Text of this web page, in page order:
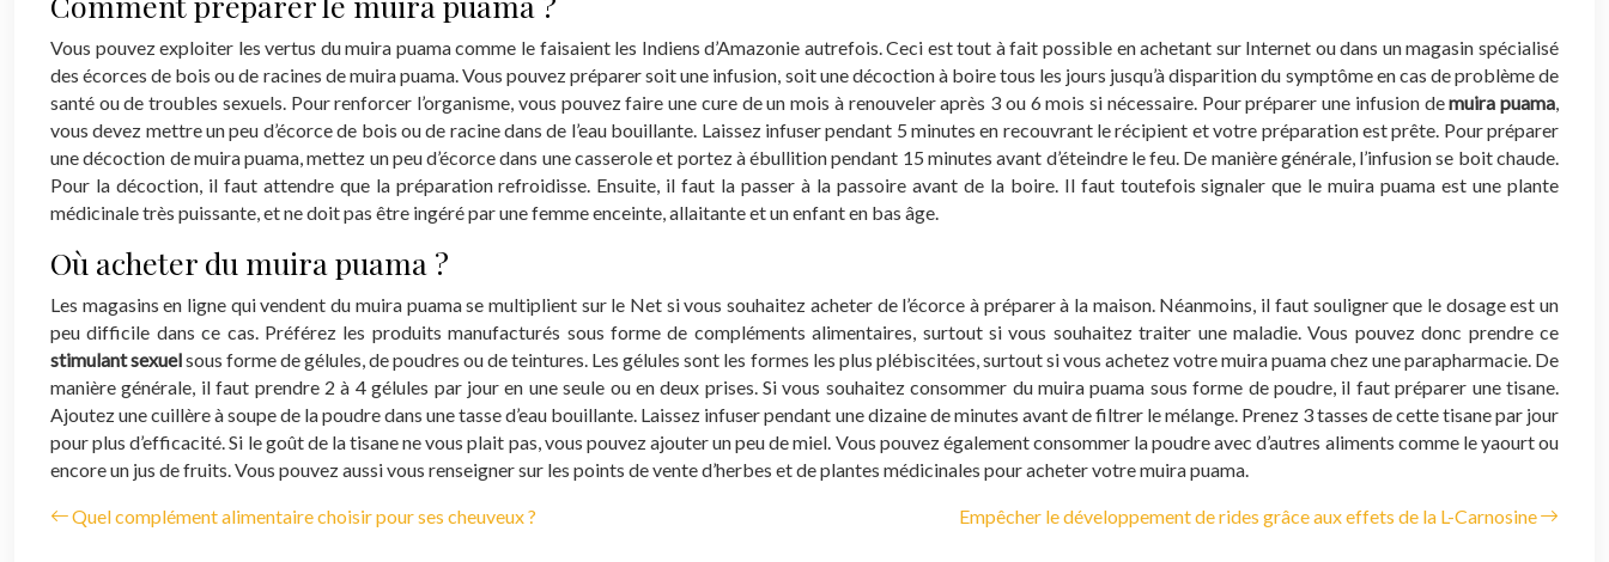
Vous pouvez exploiter les vertus du muira puama comme le faisaient les Indiens d’Amazonie autrefois. Ceci est tout à fait possible en achetant sur Internet ou dans un magasin spécialisé
des écorces de bois ou de racines de muira puama. Vous pouvez préparer soit une infusion, soit une décoction à boire tous les jours jusqu’à disparition du symptôme en cas de problème de
santé ou de troubles sexuels. Pour renforcer l’organisme, vous pouvez faire une cure de un mois à renouveler après 3 ou 6 mois si nécessaire. Pour préparer une infusion demuira puama,
vous devez mettre un peu d’écorce de bois ou de racine dans de l’eau bouillante. Laissez infuser pendant 5 minutes en recouvrant le récipient et votre préparation est prête. Pour préparer
une décoction de muira puama, mettez un peu d’écorce dans une casserole et portez à ébullition pendant 15 minutes avant d’éteindre le feu. De manière générale, l’infusion se boit chaude.
Pour la décoction, il faut attendre que la préparation refroidisse. Ensuite, il faut la passer à la passoire avant de la boire. Il faut toutefois signaler que le muira puama est une plante
médicinale très puissante, et ne doit pas être ingéré par une femme enceinte, allaitante et un enfant en bas âge.
Où acheter du muira puama ?
Les magasins en ligne qui vendent du muira puama se multiplient sur le Net si vous souhaitez acheter de l’écorce à préparer à la maison. Néanmoins, il faut souligner que le dosage est un
peu difficile dans ce cas. Préférez les produits manufacturés sous forme de compléments alimentaires, surtout si vous souhaitez traiter une maladie. Vous pouvez donc prendre ce
stimulant sexuelsous forme de gélules, de poudres ou de teintures. Les gélules sont les formes les plus plébiscitées, surtout si vous achetez votre muira puama chez une parapharmacie. De
manière générale, il faut prendre 2 à 4 gélules par jour en une seule ou en deux prises. Si vous souhaitez consommer du muira puama sous forme de poudre, il faut préparer une tisane.
Ajoutez une cuillère à soupe de la poudre dans une tasse d’eau bouillante. Laissez infuser pendant une dizaine de minutes avant de filtrer le mélange. Prenez 3 tasses de cette tisane par jour
pour plus d’efficacité. Si le goût de la tisane ne vous plait pas, vous pouvez ajouter un peu de miel. Vous pouvez également consommer la poudre avec d’autres aliments comme le yaourt ou
encore un jus de fruits. Vous pouvez aussi vous renseigner sur les points de vente d’herbes et de plantes médicinales pour acheter votre muira puama.
Quel complément alimentaire choisir pour ses cheuveux ? Empêcher le développement de rides grâce aux effets de la L-Carnosine